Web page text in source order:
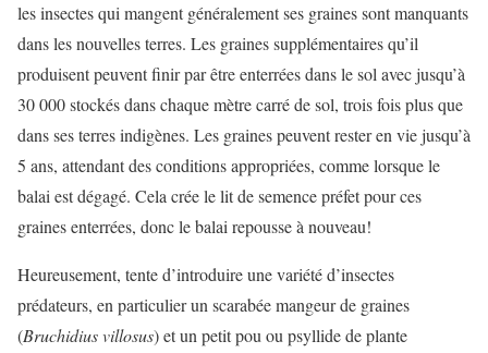
les insectes qui mangent généralement ses graines sont manquants
dans les nouvelles terres. Les graines supplémentaires qu’il
produisent peuvent finir par être enterrées dans le sol avec jusqu’à
30 000 stockés dans chaque mètre carré de sol, trois fois plus que
dans ses terres indigènes. Les graines peuvent rester en vie jusqu’à
5 ans, attendant des conditions appropriées, comme lorsque le
balai est dégagé. Cela crée le lit de semence préfet pour ces
graines enterrées, donc le balai repousse à nouveau!
Heureusement, tente d’introduire une variété d’insectes
prédateurs, en particulier un scarabée mangeur de graines
(Bruchidius villosus) et un petit pou ou psyllide de plante